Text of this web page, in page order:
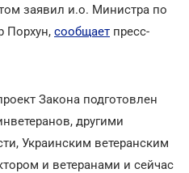
заявил и.о. Министра по
Порхун, сообщает пресс-
Закона подготовлен
другими
Украинским ветеранским
и ветеранами и сейчас